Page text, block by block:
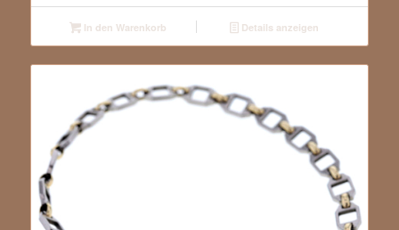
In den Warenkorb Details anzeigen